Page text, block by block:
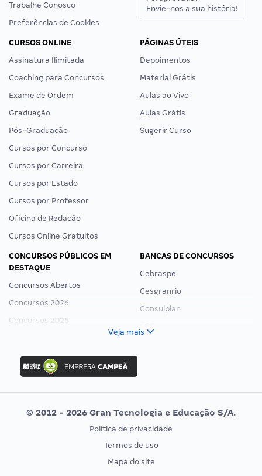
Trabalhe Conosco
Preferências de Cookies
Envie-nos a sua história!
CURSOS ONLINE
Assinatura Ilimitada
Coaching para Concursos
Exame de Ordem
Graduação
Pós-Graduação
Cursos por Concurso
Cursos por Carreira
Cursos por Estado
Cursos por Professor
Oficina de Redação
Cursos Online Gratuitos
PÁGINAS ÚTEIS
Depoimentos
Material Grátis
Aulas ao Vivo
Aulas Grátis
Sugerir Curso
CONCURSOS PÚBLICOS EM
DESTAQUE
Concursos Abertos
Concursos 2026
Concursos 2025
Concurso Nacional Unificado
Concurso Ibama
Concurso MPU
Editais publicados
BANCAS DE CONCURSOS
Cebraspe
Cesgranrio
Consulplan
Vunesp
CONCURSOS POR PROFISSÃO
EXAME DE ORDEM
Veja mais
© 2012 - 2026 Gran Tecnologia e Educação S/A.
Política de privacidade
Termos de uso
Mapa do site